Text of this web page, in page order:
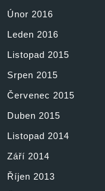
Únor 2016
Leden 2016
Listopad 2015
Srpen 2015
Červenec 2015
Duben 2015
Listopad 2014
Září 2014
Říjen 2013